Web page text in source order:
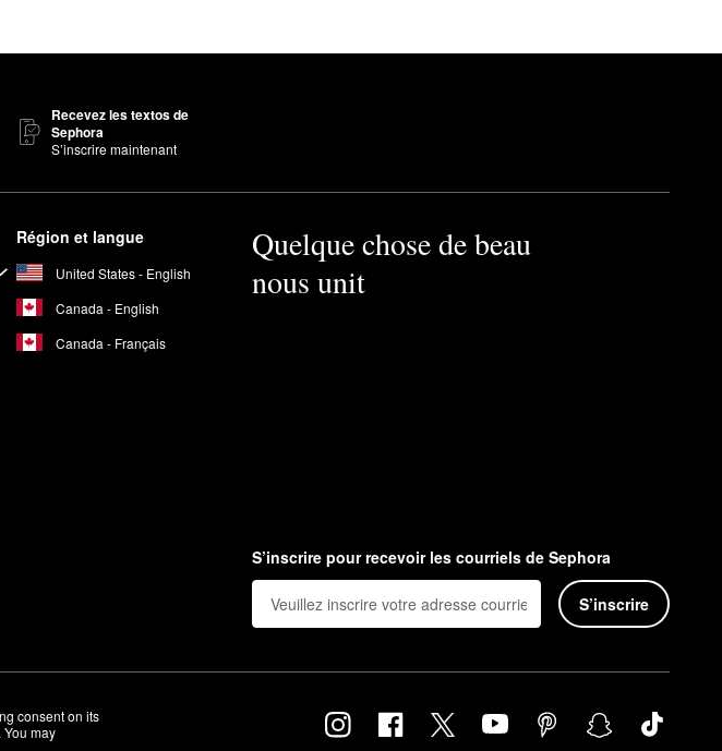
Recevez les textos de
Sephora
S’inscrire maintenant
Région et langue
United States - English
Canada - English
Canada - Français
Quelque chose de beau
nous unit
S’inscrire pour recevoir les courriels de Sephora
S’inscrire
consent on its
may